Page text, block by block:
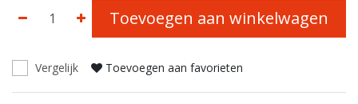
Toevoegen aan winkelwagen
Vergelijk Toevoegen aan favorieten